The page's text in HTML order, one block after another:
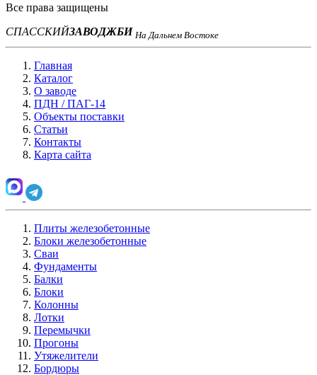
Все права защищены
СПАССКИЙЗАВОДЖБИ На Дальнем Востоке
Главная
Каталог
О заводе
ПДН / ПАГ-14
Объекты поставки
Статьи
Контакты
Карта сайта
Плиты железобетонные
Блоки железобетонные
Сваи
Фундаменты
Балки
Блоки
Колонны
Лотки
Перемычки
Прогоны
Утяжелители
Бордюры